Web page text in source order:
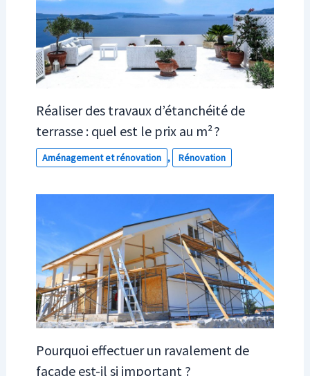
Réaliser des travaux d’étanchéité de
terrasse : quel est le prix au m² ?
Aménagement et rénovation , Rénovation
Pourquoi effectuer un ravalement de
façade est-il si important ?